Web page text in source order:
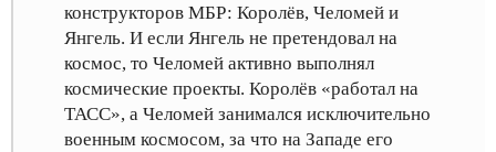
конструкторов МБР: Королёв, Челомей и
Янгель. И если Янгель не претендовал на
космос, то Челомей активно выполнял
космические проекты. Королёв «работал на
ТАСС», а Челомей занимался исключительно
военным космосом, за что на Западе его